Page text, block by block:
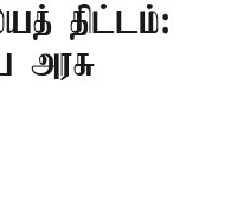
திட்டம்:
அரசு